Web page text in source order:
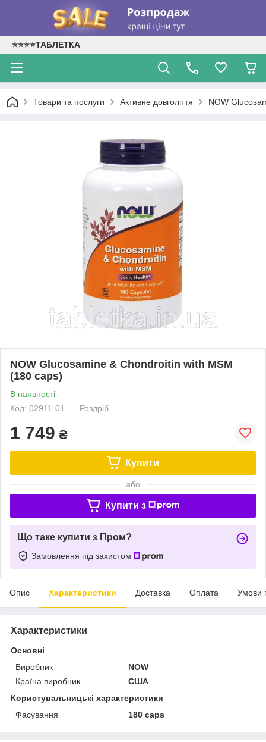
⭐⭐⭐⭐ТАБЛЕТКА
Товари та послуги Активне довголіття NOW
NOW Glucosamine & Chondroitin with MSM
(180 caps)
В наявності
Код: 02911-01
Роздріб
1 749 ₴
Купити
або
Купити з
Що таке купити з Пром?
Замовлення під захистом
Опис Характеристики Доставка Оплата Умови
Характеристики
Основні
Виробник
NOW
Країна виробник
США
Користувальницькі характеристики
Фасування
180 caps